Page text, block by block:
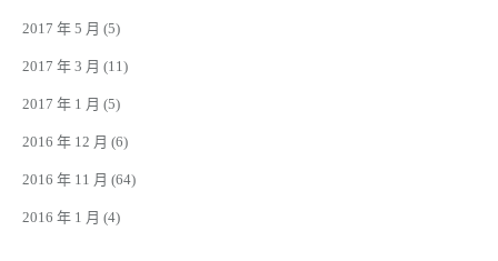
2017 年 5 月 (5)
2017 年 3 月 (11)
2017 年 1 月 (5)
2016 年 12 月 (6)
2016 年 11 月 (64)
2016 年 1 月 (4)